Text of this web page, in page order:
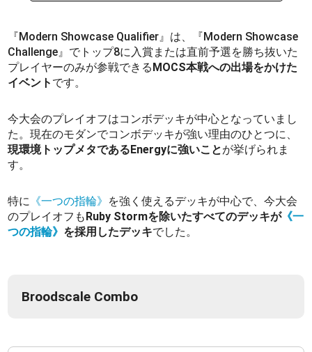
『Modern Showcase Qualifier』は、『Modern Showcase
Challenge』でトップ8に入賞または直前予選を勝ち抜いた
プレイヤーのみが参戦できるMOCS本戦への出場をかけた
イベント です。
今大会のプレイオフはコンボデッキが中心となっていまし
た。現在のモダンでコンボデッキが強い理由のひとつに、
現環境トップメタであるEnergyに強いことが挙げられま
す。
特に 《一つの指輪》 を強く使えるデッキが中心で、今大会
のプレイオフもRuby Stormを除いたすべてのデッキが《一
つの指輪》 を採用したデッキでした。
Broodscale Combo